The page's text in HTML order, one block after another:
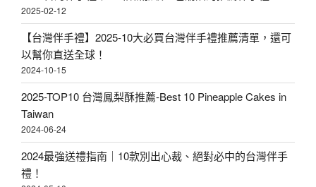
2025-02-12
【台灣伴手禮】2025-10大必買台灣伴手禮推薦清單，還可
以幫你直送全球！
2024-10-15
2025-TOP10 台灣鳳梨酥推薦-Best 10 Pineapple Cakes in
Taiwan
2024-06-24
2024最強送禮指南｜10款別出心裁、絕對必中的台灣伴手
禮！